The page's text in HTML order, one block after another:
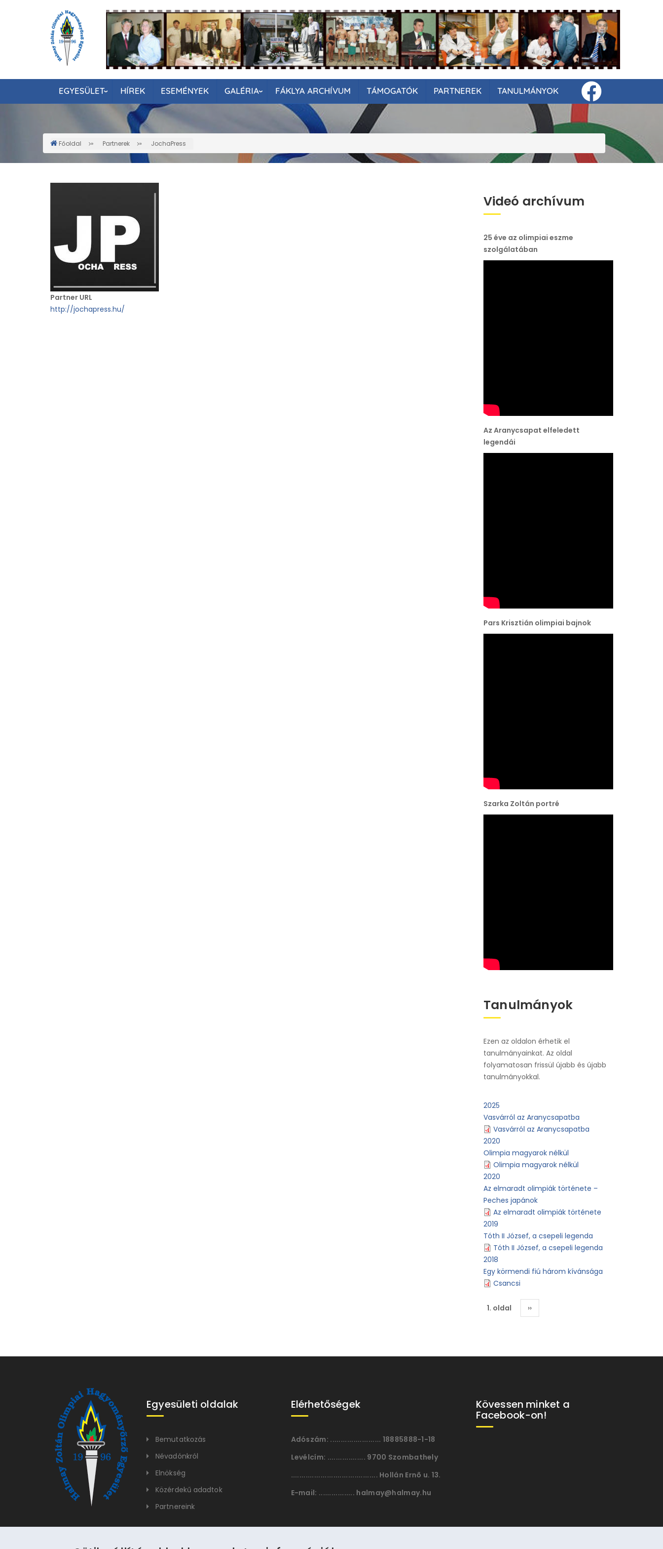
EGYESÜLET HÍREK ESEMÉNYEK GALÉRIA FÁKLYA ARCHÍVUM TÁMOGATÓK PARTNEREK TANULMÁNYOK
Morzsa
Főoldal Partnerek JochaPress
Partner URL
http://jochapress.hu/
Videó archívum
25 éve az olimpiai eszme
szolgálatában
Az Aranycsapat elfeledett
legendái
Pars Krisztián olimpiai bajnok
Szarka Zoltán portré
Tanulmányok
Ezen az oldalon érhetik el
tanulmányainkat. Az oldal
folyamatosan frissül újabb és újabb
tanulmányokkal.
2025
Vasvárról az Aranycsapatba
Vasvárról az Aranycsapatba
2020
Olimpia magyarok nélkül
Olimpia magyarok nélkül
2020
Az elmaradt olimpiák története –
Peches japánok
Az elmaradt olimpiák története
2019
Tóth II József, a csepeli legenda
Tóth II József, a csepeli legenda
2018
Egy körmendi fiú három kívánsága
Csancsi
Oldalszámozás
1. oldal
Következő
oldal
››
Egyesületi oldalak
Bemutatkozás
Névadónkról
Elnökség
Közérdekű adadtok
Partnereink
Elérhetőségek
Adószám: ........................ 18885888-1-18
Levélcím: .................. 9700 Szombathely
......................................... Hollán Ernõ u. 13.
E-mail: ................. halmay@halmay.hu
Kövessen minket a
Facebook-on!